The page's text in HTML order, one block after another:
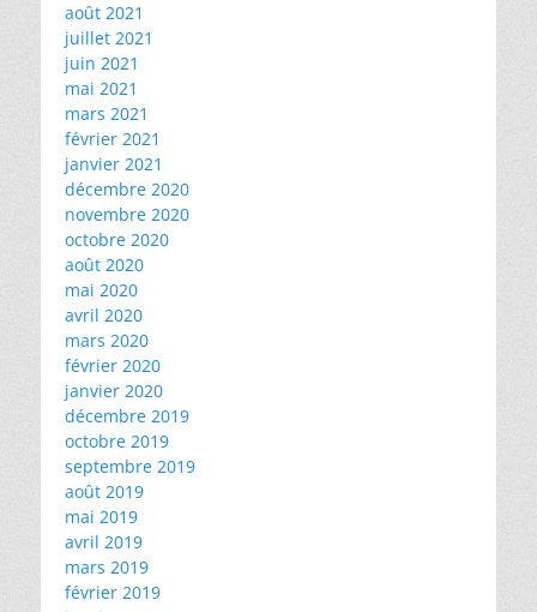
août 2021
juillet 2021
juin 2021
mai 2021
mars 2021
février 2021
janvier 2021
décembre 2020
novembre 2020
octobre 2020
août 2020
mai 2020
avril 2020
mars 2020
février 2020
janvier 2020
décembre 2019
octobre 2019
septembre 2019
août 2019
mai 2019
avril 2019
mars 2019
février 2019